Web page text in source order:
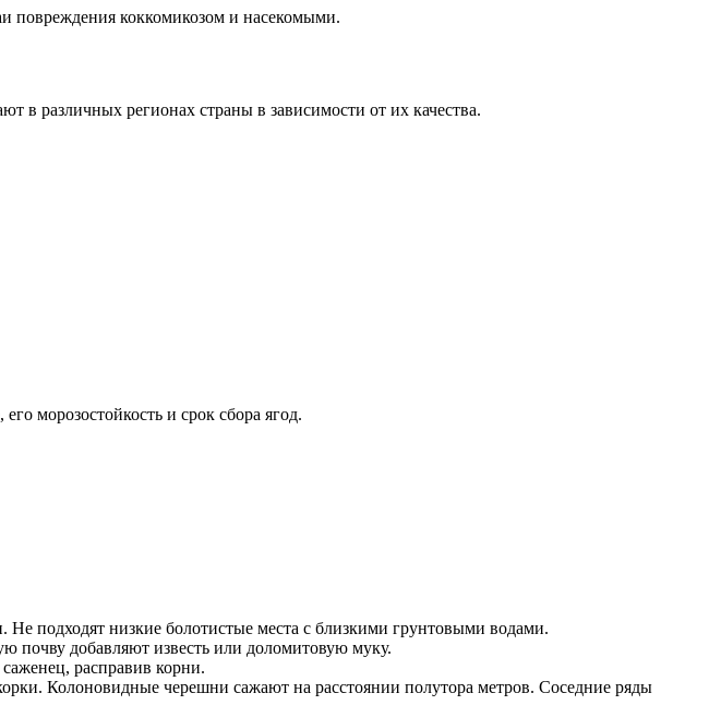
повреждения коккомикозом и насекомыми.
в различных регионах страны в зависимости от их качества.
морозостойкость и срок сбора ягод.
подходят низкие болотистые места с близкими грунтовыми водами.
почву добавляют известь или доломитовую муку.
расправив корни.
Колоновидные черешни сажают на расстоянии полутора метров. Соседние ряды